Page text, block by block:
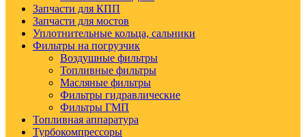
Запчасти для КПП
Запчасти для мостов
Уплотнительные кольца, сальники
Фильтры на погрузчик
Воздушные фильтры
Топливные фильтры
Масляные фильтры
Фильтры гидравлические
Фильтры ГМП
Топливная аппаратура
Турбокомпрессоры